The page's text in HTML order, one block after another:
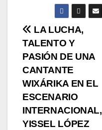
N
a
v
e
g
LA LUCHA,
TALENTO Y
PASIÓN DE UNA
CANTANTE
WIXÁRIKA EN EL
ESCENARIO
INTERNACIONAL,
YISSEL LÓPEZ